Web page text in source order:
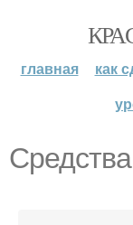
главная как